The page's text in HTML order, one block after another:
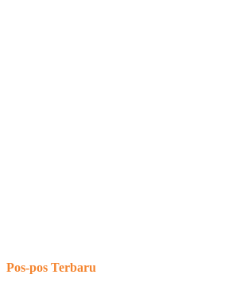
Pos-pos Terbaru